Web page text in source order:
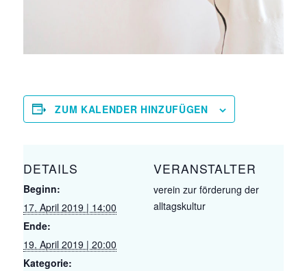
ZUM KALENDER HINZUFÜGEN
DETAILS
Beginn:
17. April 2019 | 14:00
Ende:
19. April 2019 | 20:00
Kategorie:
VERANSTALTER
verein zur förderung der
alltagskultur